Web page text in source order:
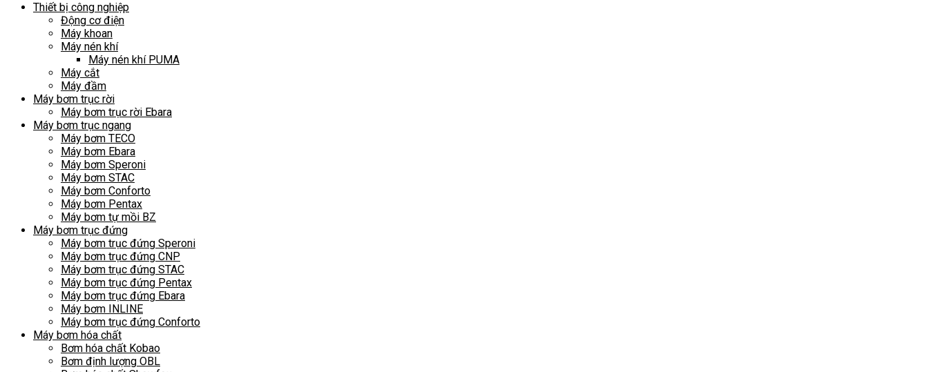
Thiết bị công nghiệp
Động cơ điện
Máy khoan
Máy nén khí
Máy nén khí PUMA
Máy cắt
Máy đầm
Máy bơm trục rời
Máy bơm trục rời Ebara
Máy bơm trục ngang
Máy bơm TECO
Máy bơm Ebara
Máy bơm Speroni
Máy bơm STAC
Máy bơm Conforto
Máy bơm Pentax
Máy bơm tự mồi BZ
Máy bơm trục đứng
Máy bơm trục đứng Speroni
Máy bơm trục đứng CNP
Máy bơm trục đứng STAC
Máy bơm trục đứng Pentax
Máy bơm trục đứng Ebara
Máy bơm INLINE
Máy bơm trục đứng Conforto
Máy bơm hóa chất
Bơm hóa chất Kobao
Bơm định lượng OBL